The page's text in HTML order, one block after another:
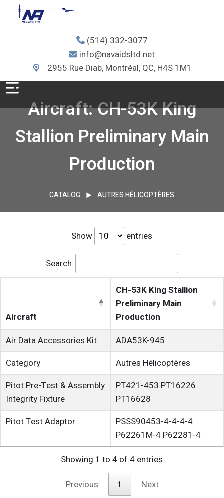
(514) 332-3077
info@navaidsltd.net
2955 Rue Diab, Montréal, QC, H4S 1M1
Aircraft: CH-53K King
Stallion Preliminary Main
Production
CATALOG AUTRES HÉLICOPTÈRES
Show entries
Search:
Aircraft
CH-53K King Stallion
Preliminary Main
Production
Air Data Accessories Kit
ADA53K-945
Category
Autres Hélicoptères
Pitot Pre-Test & Assembly
Integrity Fixture
PT421-453 PT16226
PT16628
Pitot Test Adaptor
PSSS90453-4-4-4-4
P62261M-4 P62281-4
Showing 1 to 4 of 4 entries
Previous
1 Next